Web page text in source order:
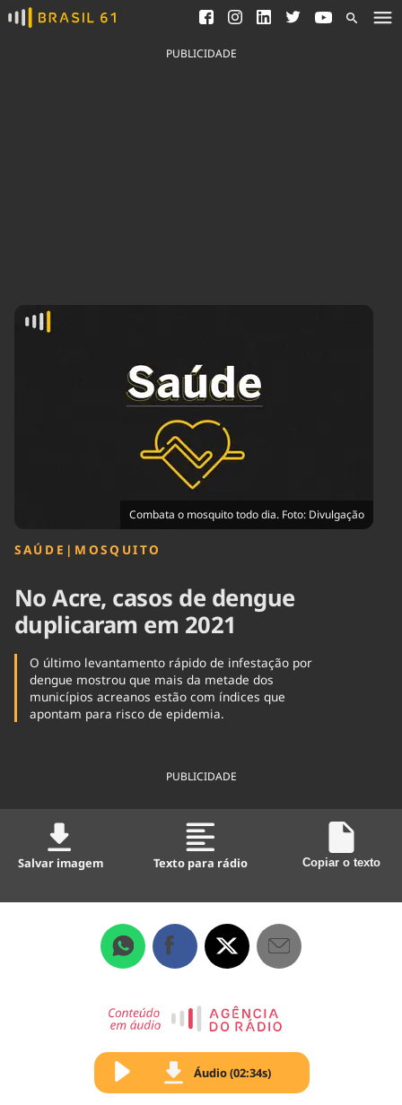
Ver todas as notícias
Saneamento
Indicadores
Agronegócios
Economia
Educação
Infraestrutura
Internacional
Política
Saúde
Tempo
PUBLICIDADE
Combata o mosquito todo dia. Foto: Divulgação
SAÚDE | MOSQUITO
No Acre, casos de dengue
duplicaram em 2021
O último levantamento rápido de infestação por
dengue mostrou que mais da metade dos
municípios acreanos estão com índices que
apontam para risco de epidemia.
PUBLICIDADE
Salvar imagem Texto para rádio Copiar o texto
Áudio (02:34s)